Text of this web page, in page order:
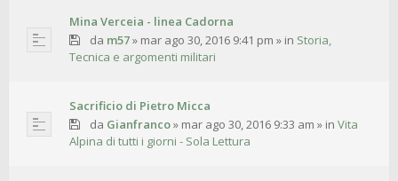
Mina Verceia - linea Cadorna
da m57» mar ago 30, 2016 9:41 pm » in Storia,
Tecnica e argomenti militari
Sacrificio di Pietro Micca
da Gianfranco» mar ago 30, 2016 9:33 am » in Vita
Alpina di tutti i giorni - Sola Lettura